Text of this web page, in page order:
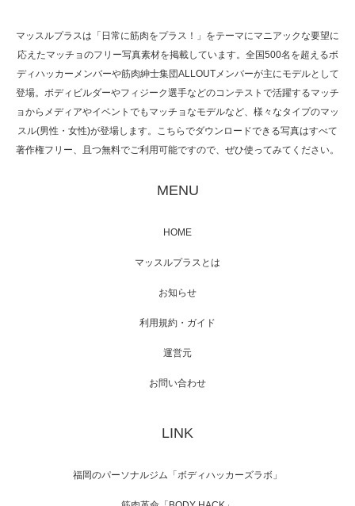
た（6/8放送）
映画「メカバース」舞台挨拶へマッスルプラ
【TV】NHK BS「COOL JAPAN 」にてマッス
「ねとらぼ」さんに…
マッスルプラスは「日常に筋肉をプラス！」をテーマにマニアックな要望に
応えたマッチョのフリー写真素材を掲載しています。全国500名を超えるボ
ディハッカーメンバーや筋肉紳士集団ALLOUTメンバーが主にモデルとして
登場。ボディビルダーやフィジーク選手などのコンテストで活躍するマッチ
ョからメディアやイベントでもマッチョなモデルなど、様々なタイプのマッ
スル(男性・女性)が登場します。こちらでダウンロードできる写真はすべて
著作権フリー、且つ無料でご利用可能ですので、ぜひ使ってみてください。
MENU
HOME
マッスルプラスとは
お知らせ
利用規約・ガイド
運営元
お問い合わせ
LINK
福岡のパーソナルジム「ボディハッカーズラボ」